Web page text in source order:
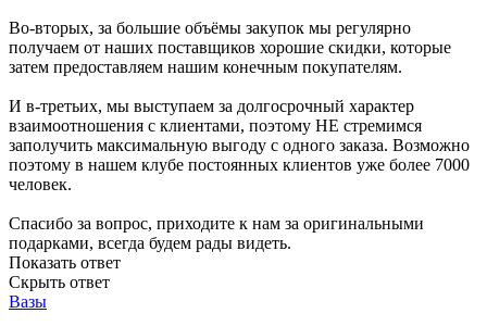
Во-вторых, за большие объёмы закупок мы регулярно
получаем от наших поставщиков хорошие скидки, которые
затем предоставляем нашим конечным покупателям.
И в-третьих, мы выступаем за долгосрочный характер
взаимоотношения с клиентами, поэтому НЕ стремимся
заполучить максимальную выгоду с одного заказа. Возможно
поэтому в нашем клубе постоянных клиентов уже более 7000
человек.
Спасибо за вопрос, приходите к нам за оригинальными
подарками, всегда будем рады видеть.
Показать ответ
Скрыть ответ
Вазы